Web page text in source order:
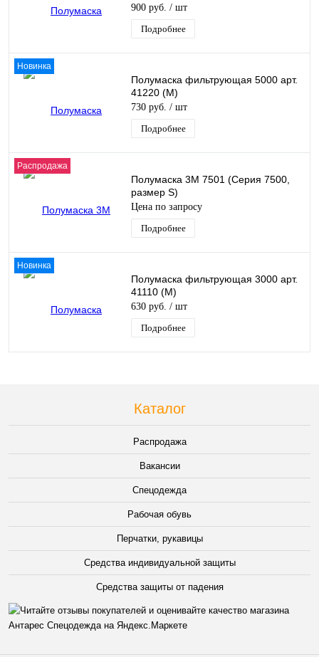
900 руб. / шт
Подробнее
Новинка
Полумаска фильтрующая 5000 арт.
41220 (М)
730 руб. / шт
Подробнее
Распродажа
Полумаска 3М 7501 (Серия 7500,
размер S)
Цена по запросу
Подробнее
Новинка
Полумаска фильтрующая 3000 арт.
41110 (М)
630 руб. / шт
Подробнее
Каталог
Распродажа
Вакансии
Спецодежда
Рабочая обувь
Перчатки, рукавицы
Средства индивидуальной защиты
Средства защиты от падения